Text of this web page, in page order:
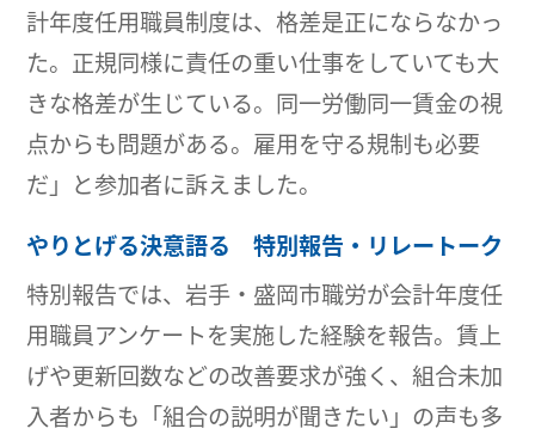
計年度任用職員制度は、格差是正にならなかっ
た。正規同様に責任の重い仕事をしていても大
きな格差が生じている。同一労働同一賃金の視
点からも問題がある。雇用を守る規制も必要
だ」と参加者に訴えました。
やりとげる決意語る 特別報告・リレートーク
特別報告では、岩手・盛岡市職労が会計年度任
用職員アンケートを実施した経験を報告。賃上
げや更新回数などの改善要求が強く、組合未加
入者からも「組合の説明が聞きたい」の声も多